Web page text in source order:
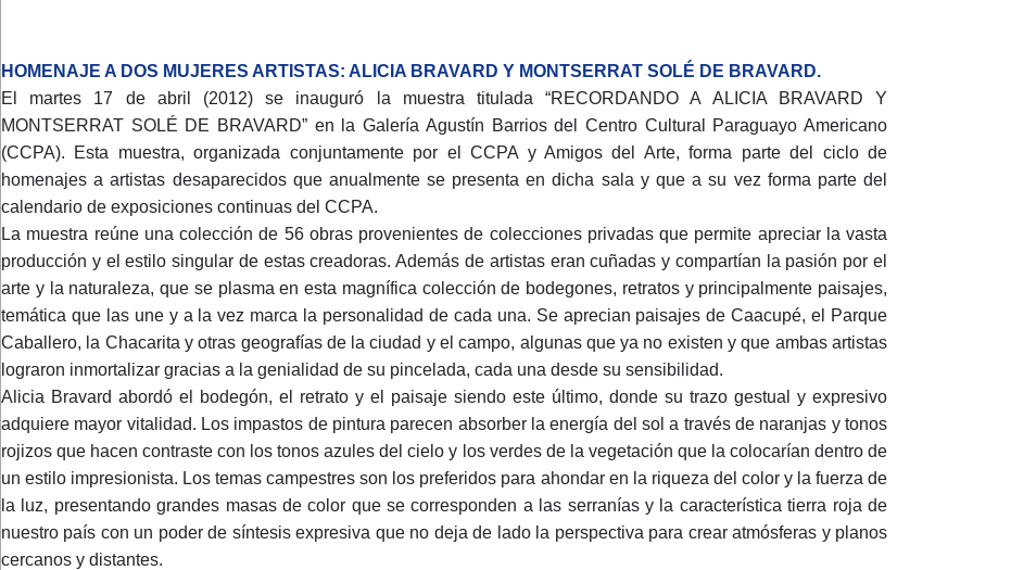
HOMENAJE A DOS MUJERES ARTISTAS: ALICIA BRAVARD Y MONTSERRAT SOLÉ DE BRAVARD.
El martes 17 de abril (2012) se inauguró la muestra titulada “RECORDANDO A ALICIA BRAVARD Y
MONTSERRAT SOLÉ DE BRAVARD” en la Galería Agustín Barrios del Centro Cultural Paraguayo Americano
(CCPA). Esta muestra, organizada conjuntamente por el CCPA y Amigos del Arte, forma parte del ciclo de
homenajes a artistas desaparecidos que anualmente se presenta en dicha sala y que a su vez forma parte del
calendario de exposiciones continuas del CCPA.
La muestra reúne una colección de 56 obras provenientes de colecciones privadas que permite apreciar la vasta
producción y el estilo singular de estas creadoras. Además de artistas eran cuñadas y compartían la pasión por el
arte y la naturaleza, que se plasma en esta magnífica colección de bodegones, retratos y principalmente paisajes,
temática que las une y a la vez marca la personalidad de cada una. Se aprecian paisajes de Caacupé, el Parque
Caballero, la Chacarita y otras geografías de la ciudad y el campo, algunas que ya no existen y que ambas artistas
lograron inmortalizar gracias a la genialidad de su pincelada, cada una desde su sensibilidad.
Alicia Bravard abordó el bodegón, el retrato y el paisaje siendo este último, donde su trazo gestual y expresivo
adquiere mayor vitalidad. Los impastos de pintura parecen absorber la energía del sol a través de naranjas y tonos
rojizos que hacen contraste con los tonos azules del cielo y los verdes de la vegetación que la colocarían dentro de
un estilo impresionista. Los temas campestres son los preferidos para ahondar en la riqueza del color y la fuerza de
la luz, presentando grandes masas de color que se corresponden a las serranías y la característica tierra roja de
nuestro país con un poder de síntesis expresiva que no deja de lado la perspectiva para crear atmósferas y planos
cercanos y distantes.